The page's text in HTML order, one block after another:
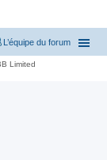
L’équipe du forum
Limited